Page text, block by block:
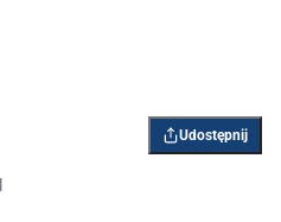
Udostępnij